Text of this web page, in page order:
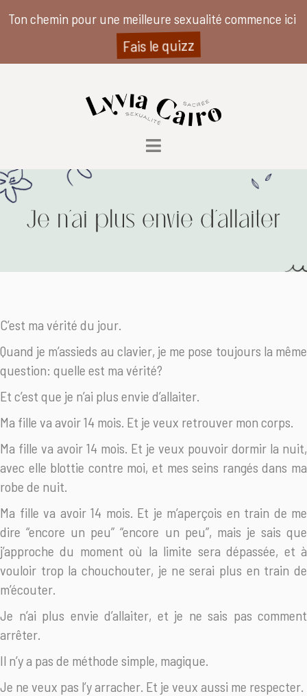
Je n’ai plus envie d’allaiter
C’est ma vérité du jour.
Quand je m’assieds au clavier, je me pose toujours la même
question: quelle est ma vérité?
Et c’est que je n’ai plus envie d’allaiter.
Ma fille va avoir 14 mois. Et je veux retrouver mon corps.
Ma fille va avoir 14 mois. Et je veux pouvoir dormir la nuit,
avec elle blottie contre moi, et mes seins rangés dans ma
robe de nuit.
Ma fille va avoir 14 mois. Et je m’aperçois en train de me
dire “encore un peu” “encore un peu”, mais je sais que
j’approche du moment où la limite sera dépassée, et à
vouloir trop la chouchouter, je ne serai plus en train de
m’écouter.
Je n’ai plus envie d’allaiter, et je ne sais pas comment
arrêter.
Il n’y a pas de méthode simple, magique.
Je ne veux pas l’y arracher. Et je veux aussi me respecter.
Ton chemin pour une meilleure sexualité commence ici
Fais le quizz